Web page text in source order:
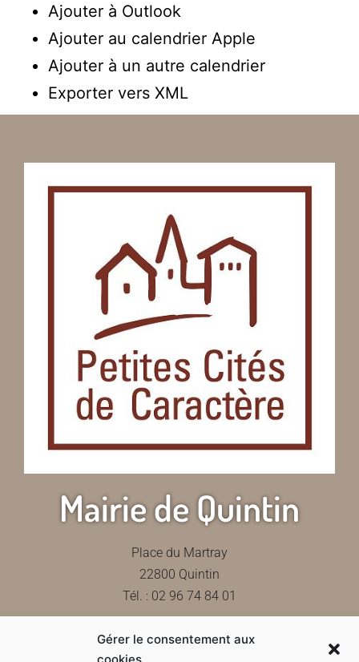
Gérer le consentement aux
Ajouter à Outlook
Ajouter au calendrier Apple
Ajouter à un autre calendrier
Exporter vers XML
Mairie de Quintin
Place du Martray
22800 Quintin
Tél. : 02 96 74 84 01
Contactez-nous